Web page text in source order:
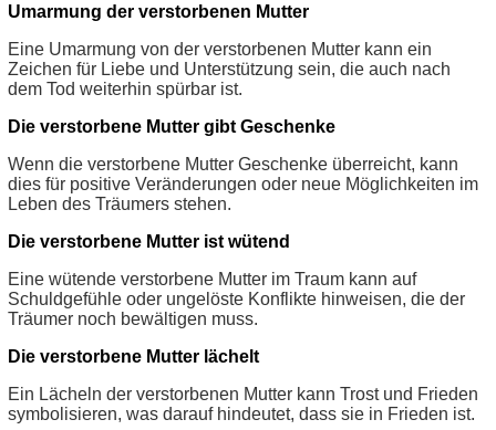
Umarmung der verstorbenen Mutter
Eine Umarmung von der verstorbenen Mutter kann ein
Zeichen für Liebe und Unterstützung sein, die auch nach
dem Tod weiterhin spürbar ist.
Die verstorbene Mutter gibt Geschenke
Wenn die verstorbene Mutter Geschenke überreicht, kann
dies für positive Veränderungen oder neue Möglichkeiten im
Leben des Träumers stehen.
Die verstorbene Mutter ist wütend
Eine wütende verstorbene Mutter im Traum kann auf
Schuldgefühle oder ungelöste Konflikte hinweisen, die der
Träumer noch bewältigen muss.
Die verstorbene Mutter lächelt
Ein Lächeln der verstorbenen Mutter kann Trost und Frieden
symbolisieren, was darauf hindeutet, dass sie in Frieden ist.